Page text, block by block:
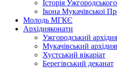
Історія
Ікона Мукачівської
Молодь МГКЄ
Архідияконати
Ужгородський
Мукачівський
Хустський вікаріат
Берегівський деканат